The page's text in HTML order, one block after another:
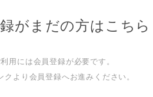
がまだの方はこちら
用には会員登録が必要です。
クより会員登録へお進みください。